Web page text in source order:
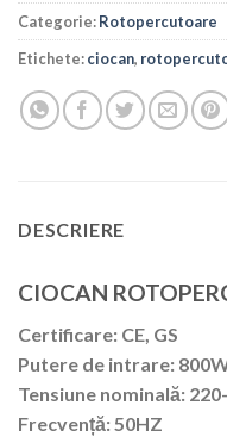
Categorie:Rotopercutoare
Etichete:ciocan,
DESCRIERE
CIOCAN
Certificare: CE, GS
Putere de intrare:
Tensiune nominală:
Frecvență:50HZ